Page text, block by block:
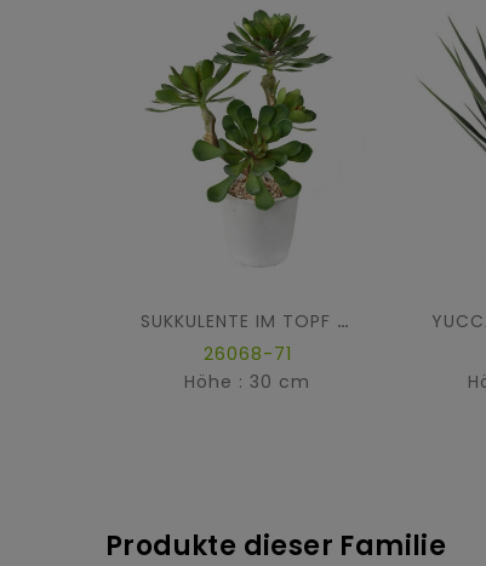
SUKKULENTE IM TOPF 30
26068-71
Höhe : 30 cm
Produkte dieser Familie